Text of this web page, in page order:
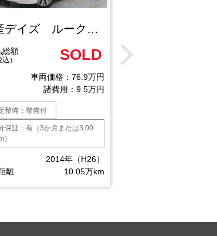
日産デイズ ルークスライダー（ハイウェイスターターボベース）
総額
込） SOLD
車両価格：76.9万円
諸費用：9.5万円
整備：整備付
保証：有（3か月または3,00
）
2014年（H26）
離
10.05万km